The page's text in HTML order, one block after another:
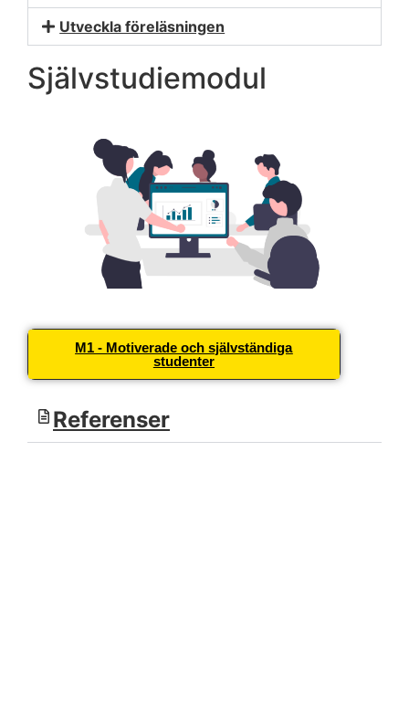
Utveckla föreläsningen
Självstudiemodul
M1 - Motiverade och självständiga
studenter
Referenser